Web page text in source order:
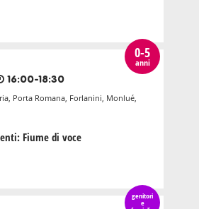
0-5
anni
16:00-18:30
Porta Romana, Forlanini, Monlué,
Fiume di voce
genitori
e